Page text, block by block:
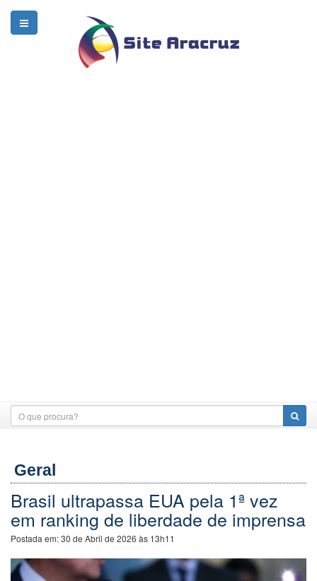
Geral
Brasil ultrapassa EUA pela 1ª vez
em ranking de liberdade de imprensa
Postada em:30 de Abril de 2026 às 13h11